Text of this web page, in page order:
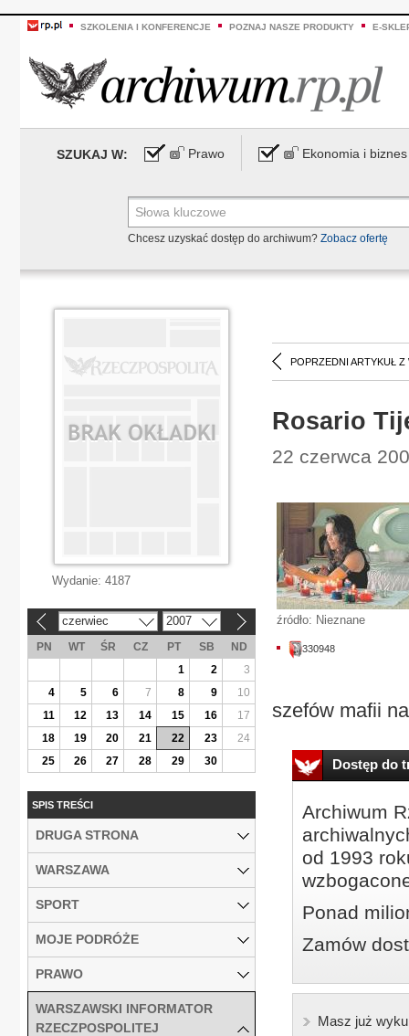
SZKOLENIA I KONFERENCJE POZNAJ NASZE PRODUKTY E-
SZUKAJ W: Prawo Ekonomia i biznes
Chcesz uzyskać dostęp do archiwum? Zobacz ofertę
POPRZEDNI ARTYKUŁ Z
Rosario
22 czerwca
źródło: Nieznane
330948
szefów mafii
Dostęp do
Archiwum
od 1993
Ponad
Zamów
Masz już
Wydanie: 4187
czerwiec 2007
PN WT ŚR CZ PT SB
ND
1
2
3
4
5 6 7 8 9
10
11
12 13 14 15 16
17
18
19 20 21 22 23
24
25
26 27 28 29 30
SPIS TREŚCI
DRUGA STRONA
WARSZAWA
SPORT
MOJE PODRÓŻE
PRAWO
WARSZAWSKI INFORMATOR
RZECZPOSPOLITEJ